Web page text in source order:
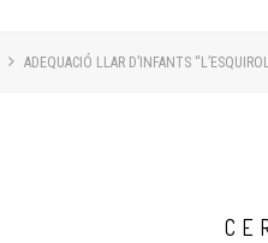
ADEQUACIÓ LLAR D’INFANTS